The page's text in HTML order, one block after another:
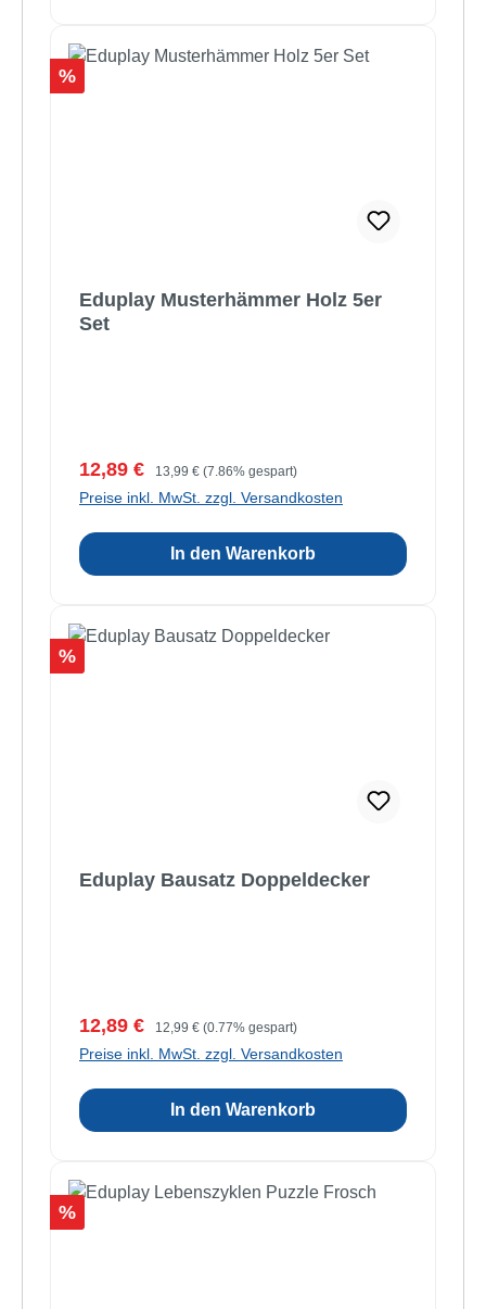
Rabatt
%
Eduplay Musterhämmer Holz 5er
Set
Verkaufspreis:
12,89 € Regulärer Preis:
13,99 € (7.86% gespart)
Preise inkl. MwSt. zzgl. Versandkosten
In den Warenkorb
Rabatt
%
Eduplay Bausatz Doppeldecker
Verkaufspreis:
12,89 € Regulärer Preis:
12,99 € (0.77% gespart)
Preise inkl. MwSt. zzgl. Versandkosten
In den Warenkorb
Rabatt
%